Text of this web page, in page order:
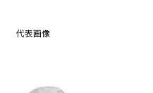
代表画像